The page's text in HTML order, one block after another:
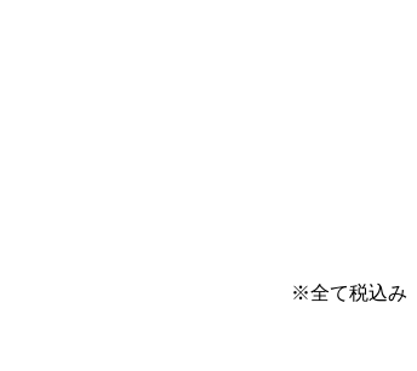
※全て税込み